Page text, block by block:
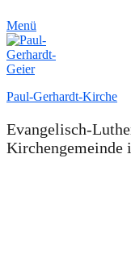
Menü
Paul-Gerhardt-Kirche
Evangelisch-
Kirchengemeinde